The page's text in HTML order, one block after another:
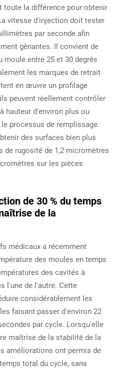
toute la différence pour obtenir
vitesse d'injection doit rester
par seconde afin
gênantes. Il convient de
moule entre 25 et 30 degrés
les marques de retrait.
en œuvre un profilage
peuvent réellement contrôler
hauteur d'environ plus ou
processus de remplissage.
des surfaces bien plus
de rugosité de 1,2 micromètres
sur les pièces
de 30 % du temps
de la
médicaux a récemment
des moules en temps
des cavités à
l'une de l'autre. Cette
considérablement les
faisant passer d'environ 22
par cycle. Lorsqu'elle
maîtrise de la stabilité de la
améliorations ont permis de
total du cycle, sans